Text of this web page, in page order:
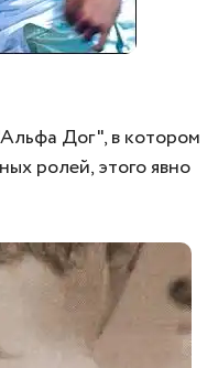
Дог", в котором
ролей, этого явно